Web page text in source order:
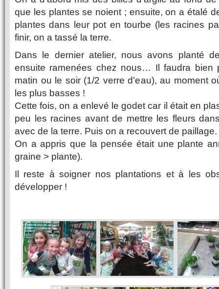
que les plantes se noient ; ensuite, on a étalé
plantes dans leur pot en tourbe (les racines
finir, on a tassé la terre.
Dans le dernier atelier, nous avons planté
ensuite ramenées chez nous… Il faudra bien
matin ou le soir (1/2 verre d’eau), au moment
les plus basses !
Cette fois, on a enlevé le godet car il était en
peu les racines avant de mettre les fleurs
avec de la terre. Puis on a recouvert de paillage.
On a appris que la pensée était une plante
graine > plante).
Il reste à soigner nos plantations et à les
développer !